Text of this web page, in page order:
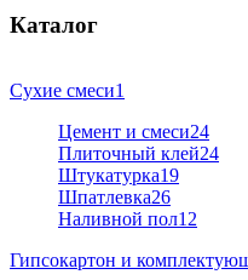
Каталог
Сухие смеси1
Цемент и смеси24
Плиточный клей24
Штукатурка19
Шпатлевка26
Наливной пол12
Гипсокартон и